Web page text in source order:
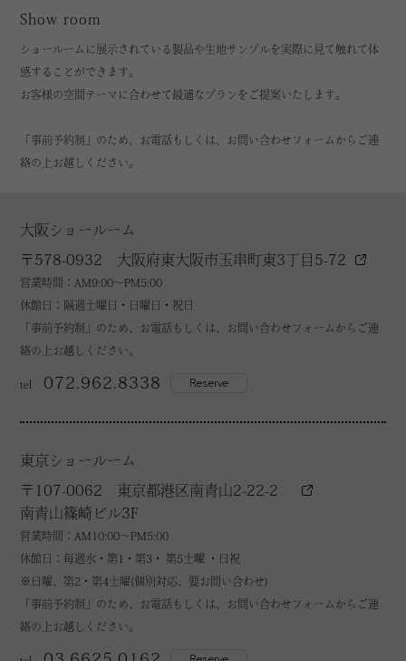
Show room
ショールームに展示されている製品や生地サンプルを実際に見て触れて体
感することができます。
お客様の空間テーマに合わせて最適なプランをご提案いたします。
「事前予約制」のため、お電話もしくは、お問い合わせフォームからご連
絡の上お越しください。
大阪ショールーム
〒578-0932 大阪府東大阪市玉串町東3丁目5-72
営業時間：AM9:00～PM5:00
休館日：隔週土曜日・日曜日・祝日
「事前予約制」のため、お電話もしくは、お問い合わせフォームからご連
絡の上お越しください。
tel 072.962.8338 Reserve
東京ショールーム
〒107-0062 東京都港区南青山2-22-2
南青山篠崎ビル3F
営業時間：AM10:00～PM5:00
休館日：毎週水・第1・第3・ 第5土曜 ・日祝
※日曜、第2・第4土曜(個別対応、要お問い合わせ)
「事前予約制」のため、お電話もしくは、お問い合わせフォームからご連
絡の上お越しください。